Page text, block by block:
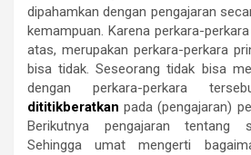
dipahamkan dengan pengajaran
kemampuan. Karena perkara-
atas, merupakan perkara-perkara
bisa tidak. Seseorang tidak bisa
dengan perkara-perkara
dititikberatkan pada (pengajaran)
Berikutnya pengajaran tentang
Sehingga umat mengerti